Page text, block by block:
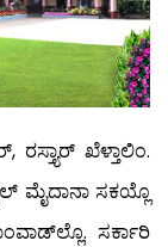
ರಸ್ತ್ಯಾರ್ ಖೆಳ್ತಾಲಿಂ.
ಮೈದಾನಾ ಸಕಯ್ಲೊ
ಸರ್ಕಾರಿ